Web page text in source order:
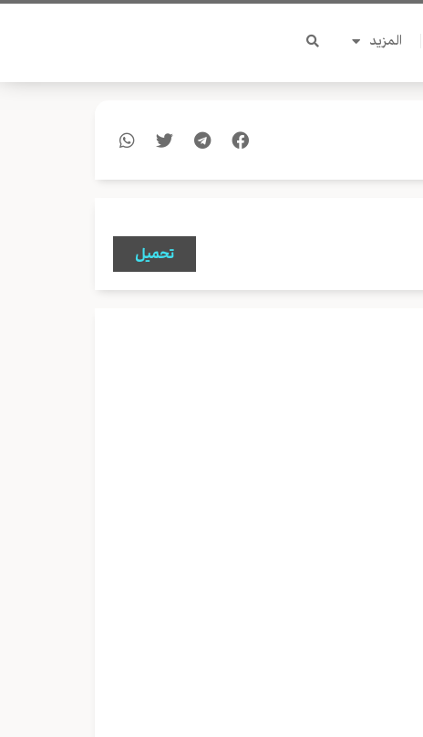
المزيد
تحميل